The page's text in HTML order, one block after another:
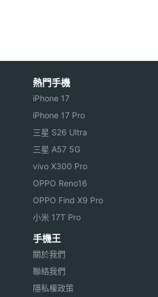
，功能相當強勁。Sqigle Earl
、加速度感應器、溫 / 濕度感
、藍牙 4.0，還內建無線收音機
雙向對講機，野外探險所必須
滿足各類需求。另外，Sqigle
摸陣列，即使隔著手套也可以
來的便捷。
螢幕切換, 觸控螢幕
熱門手機
iPhone 17
iPhone 17 Pro
三星 S26 Ultra
三星 A57 5G
vivo X300 Pro
OPPO Reno16
OPPO Find X9 Pro
小米 17T Pro
手機王
關於我們
聯絡我們
隱私權政策